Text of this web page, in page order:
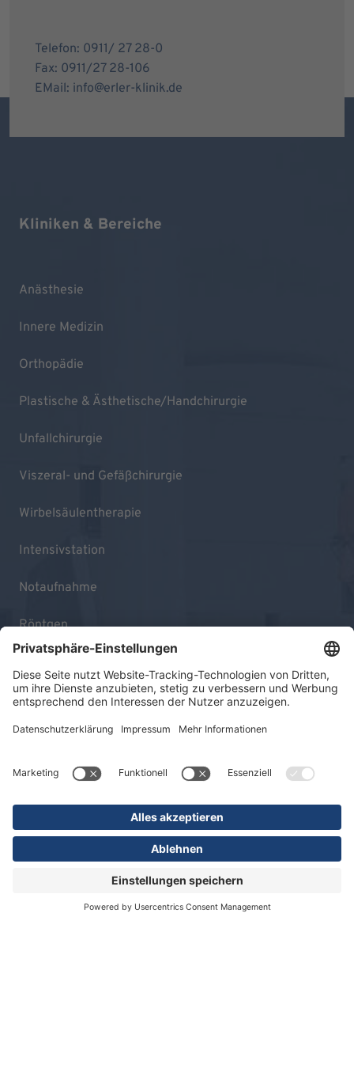
Telefon: 0911/ 27 28-0
Fax: 0911/27 28-106
EMail: info@erler-klinik.de
Kliniken & Bereiche
Anästhesie
Innere Medizin
Orthopädie
Plastische & Ästhetische/Handchirurgie
Unfallchirurgie
Viszeral- und Gefäßchirurgie
Wirbelsäulentherapie
Intensivstation
Notaufnahme
Röntgen
Kliniken
Kliniken & Bereiche